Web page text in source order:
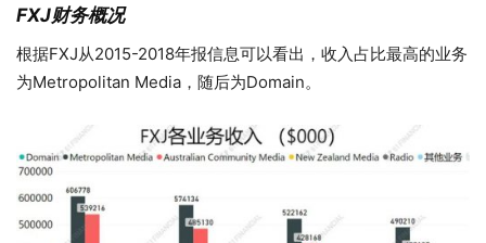
FXJ财务概况
根据FXJ从2015-2018年报信息可以看出，收入占比最高的业务
为Metropolitan Media，随后为Domain。